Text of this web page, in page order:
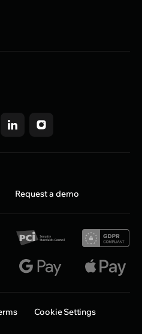
Request a demo
Cookie Settings